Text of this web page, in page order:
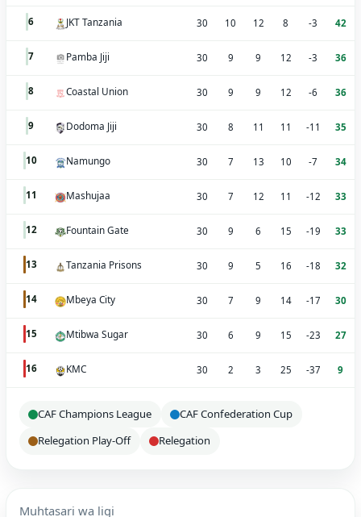
6 JKT Tanzania 30 10 12 8 -3 42
7 Pamba Jiji 30 9 9 12 -3 36
8 Coastal Union 30 9 9 12 -6 36
9 Dodoma Jiji 30 8 11 11 -11 35
10 Namungo 30 7 13 10 -7 34
11 Mashujaa 30 7 12 11 -12 33
12 Fountain Gate 30 9 6 15 -19 33
13 Tanzania Prisons 30 9 5 16 -18 32
14 Mbeya City 30 7 9 14 -17 30
15 Mtibwa Sugar 30 6 9 15 -23 27
16 KMC 30 2 3 25 -37 9
CAF Champions League
CAF Confederation Cup
Relegation Play-Off
Relegation
Muhtasari wa ligi